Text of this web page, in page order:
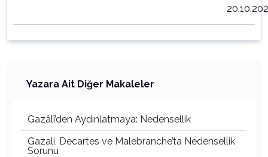
Yazara Ait Diğer Makaleler
Gazâlî’den Aydınlatmaya: Nedensellik
Gazali, Decartes ve Malebranche’ta Nedensellik
Sorunu